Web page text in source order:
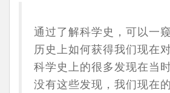
通过了解科学史，可以一
历史上如何获得我们现在
科学史上的很多发现在当
没有这些发现，我们现在